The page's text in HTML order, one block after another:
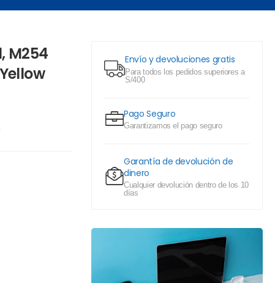
Envío y devoluciones gratis
Para todos los pedidos superiores a
S/400
Pago Seguro
Garantizamos el pago seguro
Garantía de devolución de
dinero
Cualquier devolución dentro de los 10
días
M254